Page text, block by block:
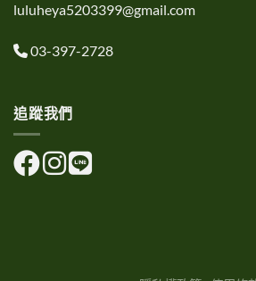
luluheya5203399@gmail.com
03-397-2728
追蹤我們